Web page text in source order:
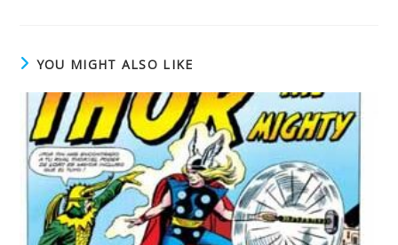
YOU MIGHT ALSO LIKE